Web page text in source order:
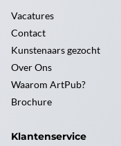
Vacatures
Contact
Kunstenaars gezocht
Over Ons
Waarom ArtPub?
Brochure
Klantenservice